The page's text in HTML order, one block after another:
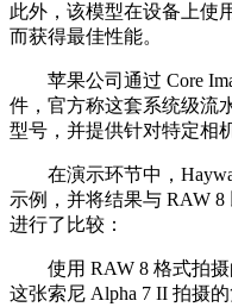
此外，该模型在设备上使
而获得最佳性能。
苹果公司通过 Core
件，官方称这套系统级流
型号，并提供针对特定相
在演示环节中，
示例，并将结果与 RAW
进行了比较：
使用 RAW 8 格式拍摄
这张索尼 Alpha 7 II 拍摄